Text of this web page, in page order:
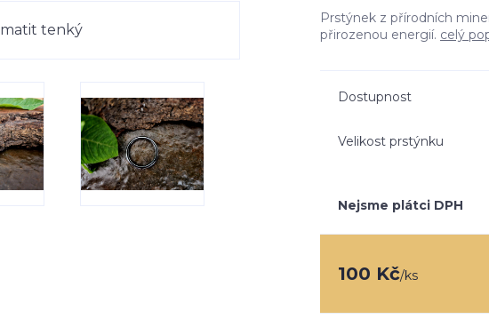
Prstýnek z přírodních
přirozenou energií. celý
Dostupnost
Velikost prstýnku
Nejsme plátci DPH
100 Kč/ks